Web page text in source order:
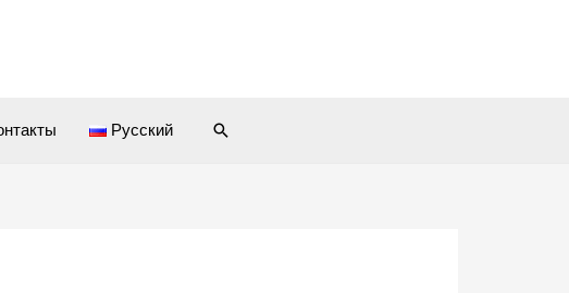
Русский Поиск